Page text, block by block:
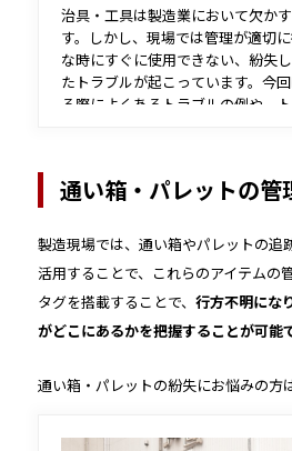
治具・工具は製造業において欠か
す。しかし、現場では管理が適切
な時にすぐに使用できない、紛失
たトラブルが起こっています。今
る際によくあるトラブルの例や、
通い箱・パレットの管
製造現場では、通い箱やパレットの追
活用することで、これらのアイテムの
タグを搭載することで、 行方不明にな
がどこにあるかを把握することが可能で
通い箱・パレットの紛失にお悩みの方